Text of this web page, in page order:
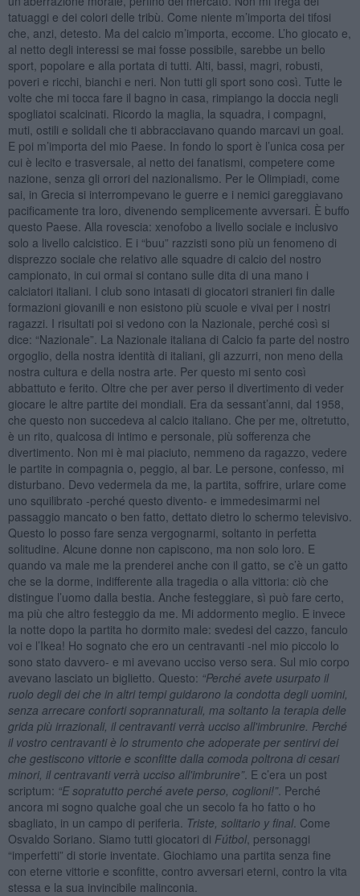
tatuaggi e dei colori delle tribù. Come niente m’importa dei tifosi
che, anzi, detesto. Ma del calcio m’importa, eccome. L’ho giocato e,
al netto degli interessi se mai fosse possibile, sarebbe un bello
sport, popolare e alla portata di tutti. Alti, bassi, magri, robusti,
poveri e ricchi, bianchi e neri. Non tutti gli sport sono così. Tutte le
volte che mi tocca fare il bagno in casa, rimpiango la doccia negli
spogliatoi scalcinati. Ricordo la maglia, la squadra, i compagni,
muti, ostili e solidali che ti abbracciavano quando marcavi un goal.
E poi m’importa del mio Paese. In fondo lo sport è l’unica cosa per
cui è lecito e trasversale, al netto dei fanatismi, competere come
nazione, senza gli orrori del nazionalismo. Per le Olimpiadi, come
sai, in Grecia si interrompevano le guerre e i nemici gareggiavano
pacificamente tra loro, divenendo semplicemente avversari. È buffo
questo Paese. Alla rovescia: xenofobo a livello sociale e inclusivo
solo a livello calcistico. E i “buu” razzisti sono più un fenomeno di
disprezzo sociale che relativo alle squadre di calcio del nostro
campionato, in cui ormai si contano sulle dita di una mano i
calciatori italiani. I club sono intasati di giocatori stranieri fin dalle
formazioni giovanili e non esistono più scuole e vivai per i nostri
ragazzi. I risultati poi si vedono con la Nazionale, perché così si
dice: “Nazionale”. La Nazionale italiana di Calcio fa parte del nostro
orgoglio, della nostra identità di italiani, gli azzurri, non meno della
nostra cultura e della nostra arte. Per questo mi sento così
abbattuto e ferito. Oltre che per aver perso il divertimento di veder
giocare le altre partite dei mondiali. Era da sessant’anni, dal 1958,
che questo non succedeva al calcio italiano. Che per me, oltretutto,
è un rito, qualcosa di intimo e personale, più sofferenza che
divertimento. Non mi è mai piaciuto, nemmeno da ragazzo, vedere
le partite in compagnia o, peggio, al bar. Le persone, confesso, mi
disturbano. Devo vedermela da me, la partita, soffrire, urlare come
uno squilibrato -perché questo divento- e immedesimarmi nel
passaggio mancato o ben fatto, dettato dietro lo schermo televisivo.
Questo lo posso fare senza vergognarmi, soltanto in perfetta
solitudine. Alcune donne non capiscono, ma non solo loro. E
quando va male me la prenderei anche con il gatto, se c’è un gatto
che se la dorme, indifferente alla tragedia o alla vittoria: ciò che
distingue l’uomo dalla bestia. Anche festeggiare, sì può fare certo,
ma più che altro festeggio da me. Mi addormento meglio. E invece
la notte dopo la partita ho dormito male: svedesi del cazzo, fanculo
voi e l’Ikea! Ho sognato che ero un centravanti -nel mio piccolo lo
sono stato davvero- e mi avevano ucciso verso sera. Sul mio corpo
avevano lasciato un biglietto. Questo: “Perché avete usurpato il
ruolo degli dei che in altri tempi guidarono la condotta degli uomini,
senza arrecare conforti soprannaturali, ma soltanto la terapia delle
grida più irrazionali, il centravanti verrà ucciso all'imbrunire. Perché
il vostro centravanti è lo strumento che adoperate per sentirvi dei
che gestiscono vittorie e sconfitte dalla comoda poltrona di cesari
minori, il centravanti verrà ucciso all'imbrunire”. E c’era un post
scriptum: “E sopratutto perché avete perso, coglioni!”. Perché
ancora mi sogno qualche goal che un secolo fa ho fatto o ho
sbagliato, in un campo di periferia. Triste, solitario y final. Come
Osvaldo Soriano. Siamo tutti giocatori di Fútbol, personaggi
“imperfetti” di storie inventate. Giochiamo una partita senza fine
con eterne vittorie e sconfitte, contro avversari eterni, contro la vita
stessa e la sua invincibile malinconia.